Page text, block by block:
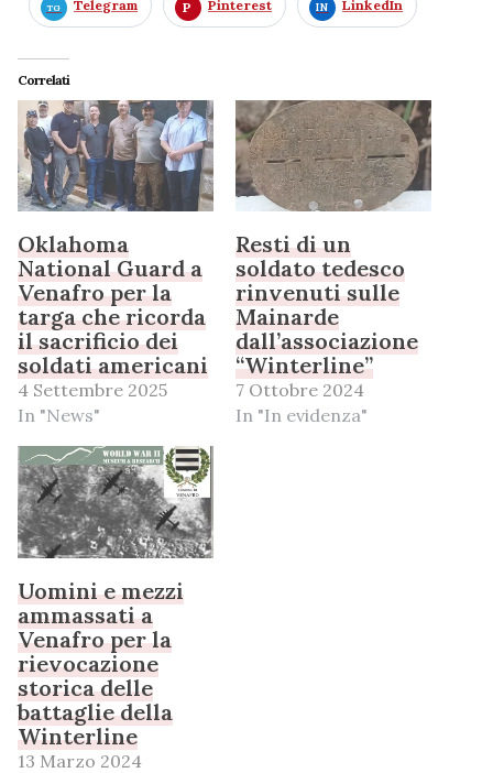
Telegram Pinterest LinkedIn
Correlati
Oklahoma
National Guard a
Venafro per la
targa che ricorda
il sacrificio dei
soldati americani
4 Settembre 2025
In "News"
Resti di un
soldato tedesco
rinvenuti sulle
Mainarde
dall’associazione
“Winterline”
7 Ottobre 2024
In "In evidenza"
Uomini e mezzi
ammassati a
Venafro per la
rievocazione
storica delle
battaglie della
Winterline
13 Marzo 2024